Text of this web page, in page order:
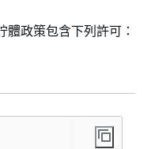
體政策包含下列許可：